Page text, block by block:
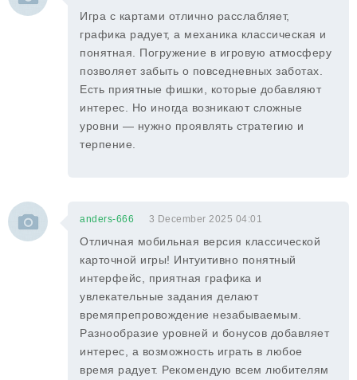
Игра с картами отлично расслабляет,
графика радует, а механика классическая и
понятная. Погружение в игровую атмосферу
позволяет забыть о повседневных заботах.
Есть приятные фишки, которые добавляют
интерес. Но иногда возникают сложные
уровни — нужно проявлять стратегию и
терпение.
anders-666 3 December 2025 04:01
Отличная мобильная версия классической
карточной игры! Интуитивно понятный
интерфейс, приятная графика и
увлекательные задания делают
времяпрепровождение незабываемым.
Разнообразие уровней и бонусов добавляет
интерес, а возможность играть в любое
время радует. Рекомендую всем любителям